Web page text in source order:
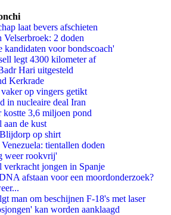
laat bevers afschieten
Velserbroek: 2 doden
voor bondscoach'
legt 4300 kilometer af
Hari uitgesteld
Kerkrade
op vingers getikt
in nucleaire deal Iran
3,6 miljoen pond
aan de kust
op shirt
tientallen doden
weer rookvrij'
verkracht jongen in Spanje
afstaan voor een moordonderzoek?
man om beschijnen F-18's met laser
kan worden aanklaagd